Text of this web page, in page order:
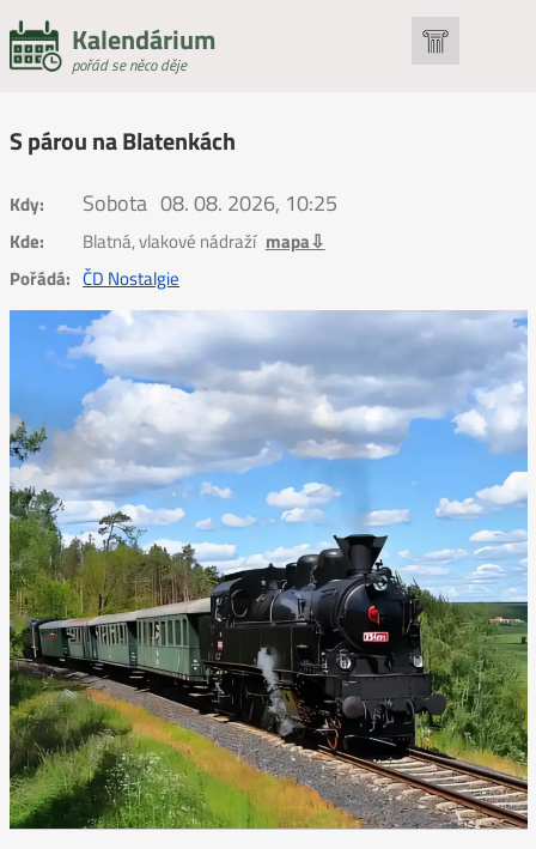
Kalendárium
pořád se něco děje
S párou na Blatenkách
Kdy: Sobota 08. 08. 2026, 10:25
Kde: Blatná, vlakové nádraží mapa⇩
Pořádá: ČD Nostalgie